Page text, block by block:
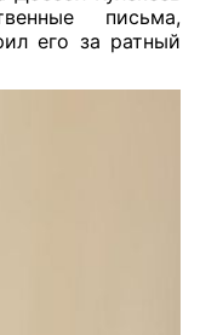
письма,
его за ратный